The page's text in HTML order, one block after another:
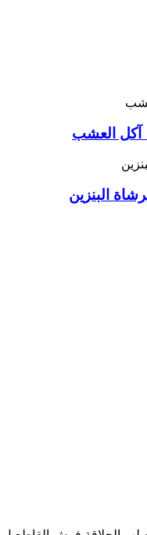
آكل العشب
البنزين